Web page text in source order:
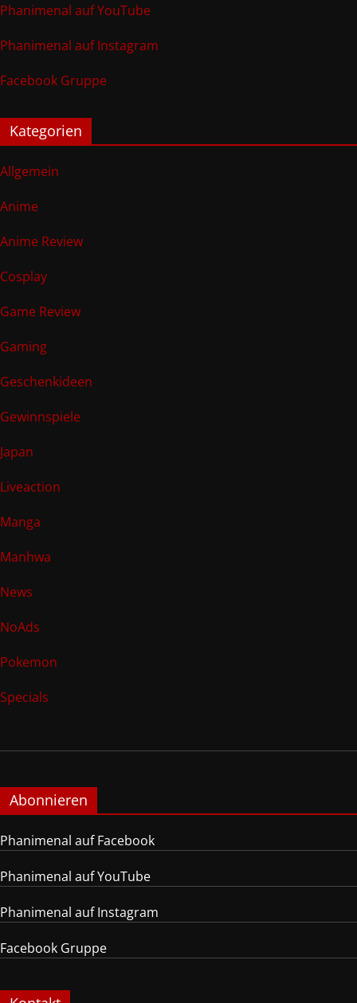
Phanimenal auf YouTube
Phanimenal auf Instagram
Facebook Gruppe
Kategorien
Allgemein
Anime
Anime Review
Cosplay
Game Review
Gaming
Geschenkideen
Gewinnspiele
Japan
Liveaction
Manga
Manhwa
News
NoAds
Pokemon
Specials
Abonnieren
Phanimenal auf Facebook
Phanimenal auf YouTube
Phanimenal auf Instagram
Facebook Gruppe